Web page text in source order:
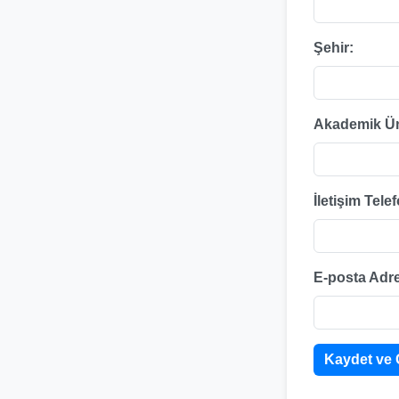
Şehir:
Akademik
İletişim
E-posta
Kaydet ve